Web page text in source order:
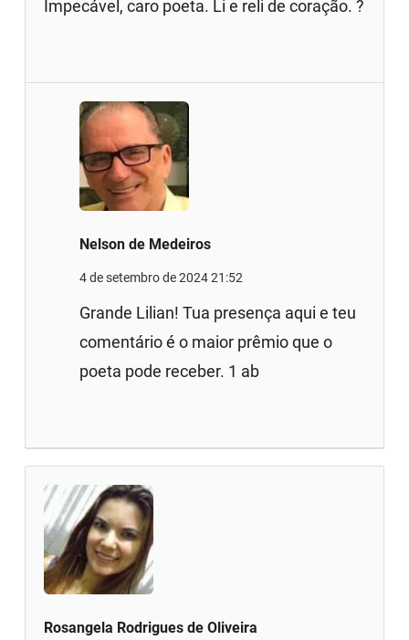
Impecável, caro poeta. Li e reli de coração. ?
Nelson de Medeiros
4 de setembro de 2024 21:52
Grande Lilian! Tua presença aqui e teu
comentário é o maior prêmio que o
poeta pode receber. 1 ab
Rosangela Rodrigues de Oliveira